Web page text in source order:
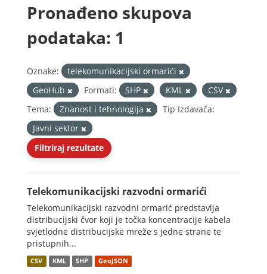
Pronađeno skupova
podataka: 1
Oznake:
telekomunikacijski ormarići
GeoHub
Formati: SHP KML
CSV
Tema:
Znanost i tehnologija
Tip Izdavača:
Javni sektor
Filtriraj rezultate
Telekomunikacijski razvodni ormarići
Telekomunikacijski razvodni ormarić predstavlja
distribucijski čvor koji je točka koncentracije kabela
svjetlodne distribucijske mreže s jedne strane te
pristupnih...
CSV KML SHP GeoJSON